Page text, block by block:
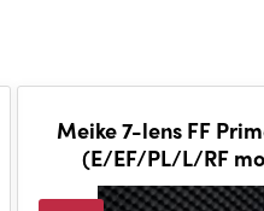
Meike 7-lens FF
(E/EF/PL/L/RF